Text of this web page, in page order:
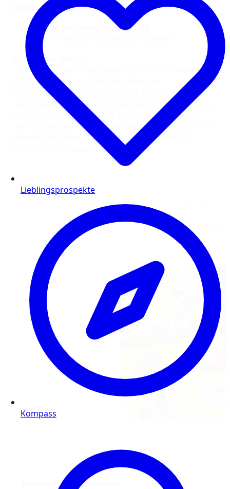
Infos zur Netto Werbung KW 32/2025:
Gültig bis Samstag, 09.08.25
Seiten: 60 inkl. Onlineshop Highlights
Sparen bei Netto
Schaue am besten vor jedem Einkauf in die Netto
Prospekte. Achte auf Werbetafeln und
Sonderangebote (z.B. Artikel mit kurzen MHD) in
den Filialen. Markenprodukte lohnen sich meist nur,
wenn sie im Angebot sind. Eigenmarken sind für
den Geldbeutel die bessere Wahl. Mit Coupons und
anderen Aktionen kann beim Wocheneinkauf
ebenfalls gut gespart werden.
Jede Woche neue Prospekte
Lieblingsprospekte
Kompass